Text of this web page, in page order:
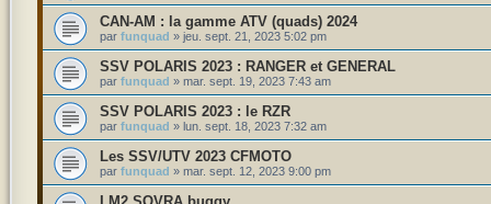
CAN-AM : la gamme ATV (quads) 2024
par funquad » jeu. sept. 21, 2023 5:02 pm
SSV POLARIS 2023 : RANGER et GENERAL
par funquad » mar. sept. 19, 2023 7:43 am
SSV POLARIS 2023 : le RZR
par funquad » lun. sept. 18, 2023 7:32 am
Les SSV/UTV 2023 CFMOTO
par funquad » mar. sept. 12, 2023 9:00 pm